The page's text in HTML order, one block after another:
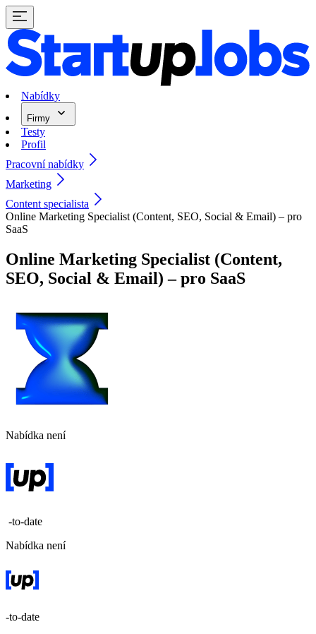
Nabídky
Firmy
Testy
Profil
Pracovní nabídky
Marketing
Content specialista
Online Marketing Specialist (Content, SEO, Social & Email) – pro
SaaS
Online Marketing Specialist (Content,
SEO, Social & Email) – pro SaaS
Nabídka není
-to-date
Nabídka není
-to-date